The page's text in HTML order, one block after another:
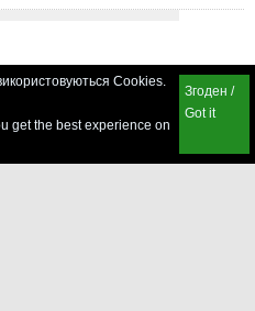
Cookies.
get the best experience on
Згоден /
Got it